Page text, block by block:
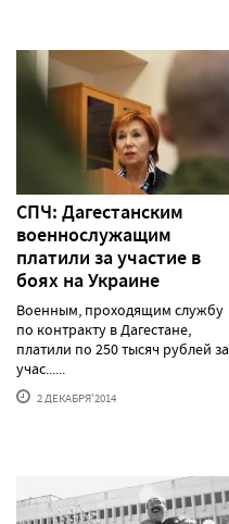
СПЧ: Дагестанским
военнослужащим
платили за участие в
боях на Украине
Военным, проходящим службу
по контракту в Дагестане,
платили по 250 тысяч рублей за
учас......
2 ДЕКАБРЯ'2014